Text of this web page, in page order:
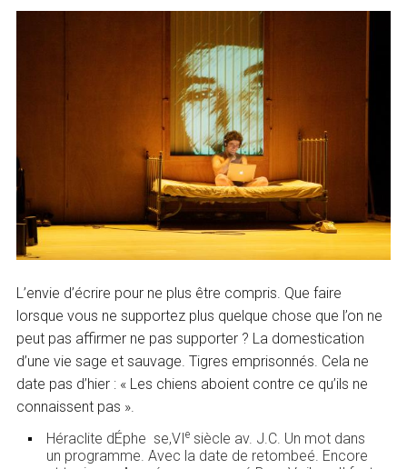
L’envie d’écrire pour ne plus être compris. Que faire
lorsque vous ne supportez plus quelque chose que l’on ne
peut pas affirmer ne pas supporter ? La domestication
d’une vie sage et sauvage. Tigres emprisonnés. Cela ne
date pas d’hier : « Les chiens aboient contre ce qu’ils ne
connaissent pas ».
Héraclite dÉphe se,VIesiècle av. J.C. Un mot dans
un programme. Avec la date de retombeé. Encore